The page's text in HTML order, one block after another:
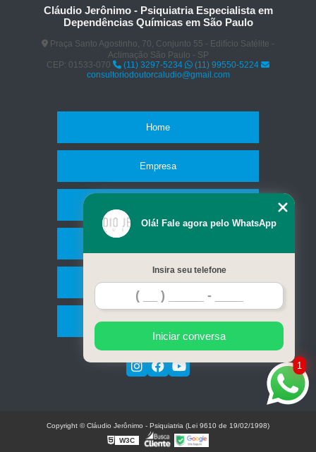
Cláudio Jerônimo - Psiquiatria Especialista em
Dependências Químicas em São Paulo
Praça Santo Agostinho, 70, Conjunto 55 - Edifício Satélite -
Aclimação São Paulo - SP
CEP: 01533-070
(11) 3297-5234
(11) 99550-5224
consultoriodoutorcaludio@gmail.com
Home
Empresa
Contato
Mapa do site
1
Olá! Fale agora pelo WhatsApp
Insira seu telefone
Iniciar conversa
Copyright © Cláudio Jerônimo - Psiquiatria (Lei 9610 de 19/02/1998)
W3C